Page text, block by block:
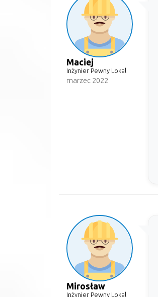
Maciej
Inżynier Pewny Lokal
marzec 2022
Mirosław
Inżynier Pewny Lokal